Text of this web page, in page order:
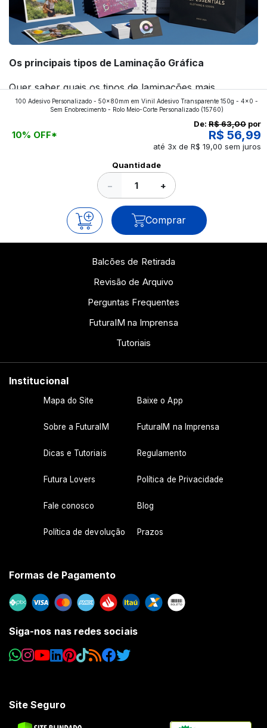
Os principais tipos de Laminação Gráfica
Quer saber quais os tipos de laminações mais
aplicados nos impressos da gráfica FuturaIM? Então,
continue a leitura que vamos revelar para você!
100 Adesivo Personalizado - 50x80mm em Vinil Adesivo Transparente 150g - 4x0 -
Sem Enobrecimento - Rolo Meio-Corte Personalizado(15760)
10% OFF*
De: R$ 63,00 por
R$ 56,99
até 3x de R$ 19,00 sem juros
Quantidade
− +
Comprar
Balcões de Retirada
Revisão de Arquivo
Perguntas Frequentes
FuturaIM na Imprensa
Tutoriais
Institucional
Mapa do Site Baixe o App
Sobre a FuturaIM FuturaIM na Imprensa
Dicas e Tutoriais Regulamento
Futura Lovers Política de Privacidade
Fale conosco Blog
Política de devolução Prazos
Formas de Pagamento
Siga-nos nas redes sociais
Site Seguro